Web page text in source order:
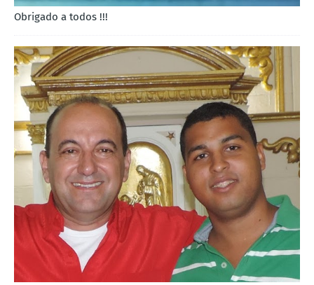
Obrigado a todos !!!